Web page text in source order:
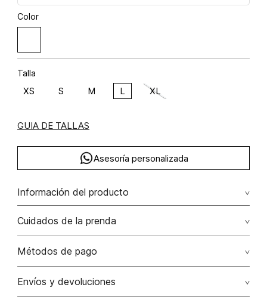
Color
Talla
XS S M L XL
GUIA DE TALLAS
Asesoría personalizada
Información del producto
Blusa manga corta seguida lino 100% 100.00% lino/linen
Cuidados de la prenda
Lavar a mano por separado / no dejar en remojo / no
No usar lejia
Métodos de pago
Tarjetas de crédito: Visa, Dinners, Master Card y American
Envíos y devoluciones